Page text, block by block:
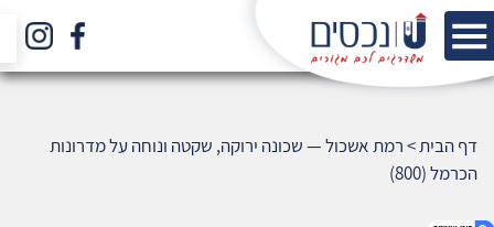
דף הבית>רמת אשכול — שכונה ירוקה, שקטה ונוחה על מדרונות
הכרמל (800)